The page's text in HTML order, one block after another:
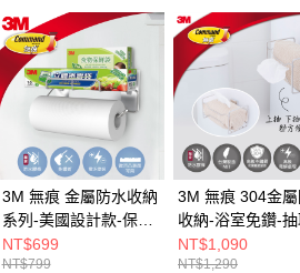
3M 無痕 金屬防水收納
系列-美國設計款-保鮮
膜紙巾架-KITCH39
NT$699
NT$799
3M 無痕 304金
收納-浴室免鑽-
衛生紙收納架
NT$1,090
NT$1,290